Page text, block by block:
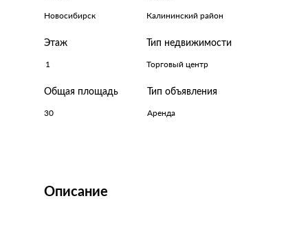
Этаж Тип недвижимости
Тип объявления
Общая площадь
30
Калининский район
Аренда
Торговый центр
1
Новосибирск
Описание